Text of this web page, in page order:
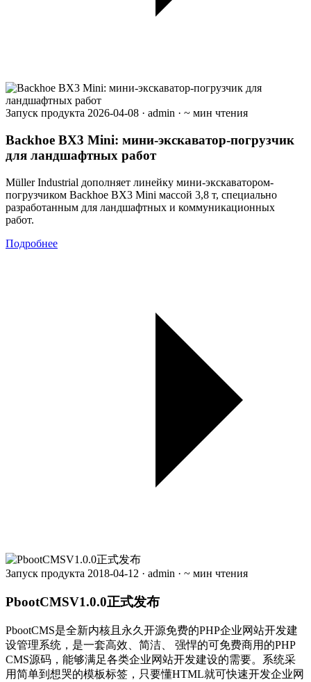
Запуск продукта 2026-04-08 · admin · ~ мин чтения
Backhoe BX3 Mini: мини-экскаватор-погрузчик
для ландшафтных работ
Müller Industrial дополняет линейку мини-экскаватором-
погрузчиком Backhoe BX3 Mini массой 3,8 т, специально
разработанным для ландшафтных и коммуникационных
работ.
Подробнее
Запуск продукта 2018-04-12 · admin · ~ мин чтения
PbootCMSV1.0.0正式发布
PbootCMS是全新内核且永久开源免费的PHP企业网站开发建
设管理系统，是一套高效、简洁、 强悍的可免费商用的PHP
CMS源码，能够满足各类企业网站开发建设的需要。系统采
用简单到想哭的模板标签，只要懂HTML就可快速开发企业网